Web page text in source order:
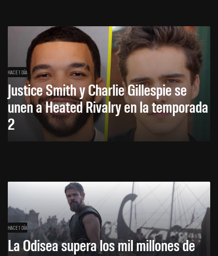
HACE 1 DÍA
Justice Smith y Charlie Gillespie se
unen a Heated Rivalry en la temporada
2
HACE 1 DÍA
La Odisea supera los mil millones de